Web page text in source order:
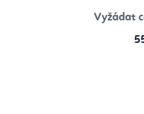
Vyžádat